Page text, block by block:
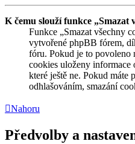
K čemu slouží funkce „Smazat
Funkce „Smazat všechny
vytvořené phpBB fórem,
fóru. Pokud je to povoleno
cookies uloženy informace
které ještě ne. Pokud máte
odhlašováním, smazání
Nahoru
Předvolby a